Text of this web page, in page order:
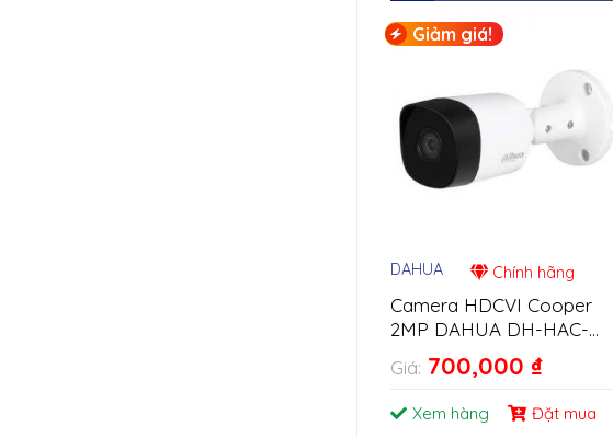
Giảm giá!
DAHUA Chính hãng
Camera HDCVI Cooper
2MP DAHUA DH-HAC-
B2A21P
Giá: 700,000 ₫
Xem hàng Đặt mua